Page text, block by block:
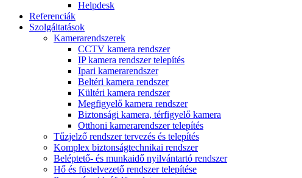
Helpdesk
Referenciák
Szolgáltatások
Kamerarendszerek
CCTV kamera rendszer
IP kamera rendszer telepítés
Ipari kamerarendszer
Beltéri kamera rendszer
Kültéri kamera rendszer
Megfigyelő kamera rendszer
Biztonsági kamera, térfigyelő kamera
Otthoni kamerarendszer telepítés
Tűzjelző rendszer tervezés és telepítés
Komplex biztonságtechnikai rendszer
Beléptető- és munkaidő nyilvántartó rendszer
Hő és füstelvezető rendszer telepítése